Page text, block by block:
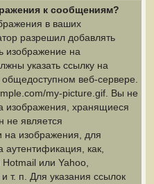
к сообщениям?
в ваших
разрешил добавлять
изображение на
указать ссылку на
веб-сервере.
my-picture.gif. Вы не
изображения, хранящиеся
не является
изображения, для
как,
или Yahoo,
п. Для указания ссылок